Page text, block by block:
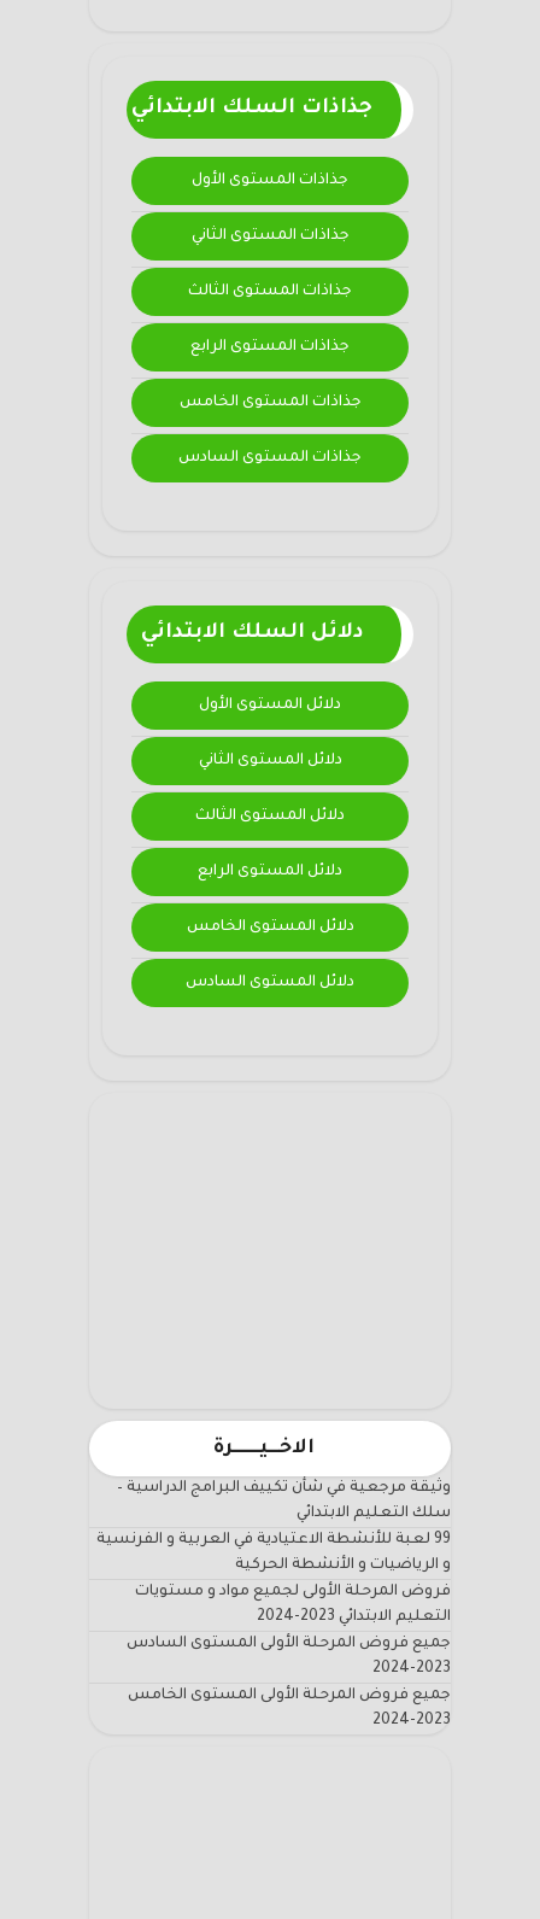
جذاذات السلك الابتدائي
جذاذات المستوى الأول
جذاذات المستوى الثاني
جذاذات المستوى الثالث
جذاذات المستوى الرابع
جذاذات المستوى الخامس
جذاذات المستوى السادس
دلائل السلك الابتدائي
دلائل المستوى الأول
دلائل المستوى الثاني
دلائل المستوى الثالث
دلائل المستوى الرابع
دلائل المستوى الخامس
دلائل المستوى السادس
الاخـــيـــــــرة
وثيقة مرجعية في شأن تكييف البرامج الدراسية –
سلك التعليم الابتدائي
99 لعبة للأنشطة الاعتيادية في العربية و الفرنسية
و الرياضيات و الأنشطة الحركية
فروض المرحلة الأولى لجميع مواد و مستويات
التعليم الابتدائي 2023-2024
جميع فروض المرحلة الأولى المستوى السادس
2023-2024
جميع فروض المرحلة الأولى المستوى الخامس
2023-2024